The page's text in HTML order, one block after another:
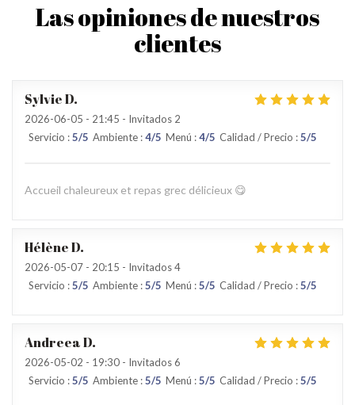
Las opiniones de nuestros
clientes
SylvieD
2026-06-05 - 21:45 - Invitados 2
Servicio :5/5 Ambiente :4/5 Menú :4/5 Calidad / Precio :5/5
Accueil chaleureux et repas grec délicieux 😋
HélèneD
2026-05-07 - 20:15 - Invitados 4
Servicio :5/5 Ambiente :5/5 Menú :5/5 Calidad / Precio :5/5
AndreeaD
2026-05-02 - 19:30 - Invitados 6
Servicio :5/5 Ambiente :5/5 Menú :5/5 Calidad / Precio :5/5